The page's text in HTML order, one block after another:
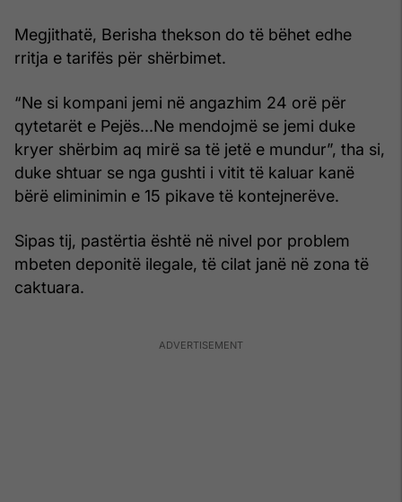
Megjithatë, Berisha thekson do të bëhet edhe
rritja e tarifës për shërbimet.
“Ne si kompani jemi në angazhim 24 orë për
qytetarët e Pejës...Ne mendojmë se jemi duke
kryer shërbim aq mirë sa të jetë e mundur”, tha si,
duke shtuar se nga gushti i vitit të kaluar kanë
bërë eliminimin e 15 pikave të kontejnerëve.
Sipas tij, pastërtia është në nivel por problem
mbeten deponitë ilegale, të cilat janë në zona të
caktuara.